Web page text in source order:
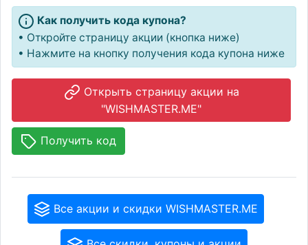
Как получить кода купона?
• Откройте страницу акции (кнопка ниже)
• Нажмите на кнопку получения кода купона ниже
Открыть страницу акции на
"WISHMASTER.ME"
Получить код
Все акции и скидки WISHMASTER.ME